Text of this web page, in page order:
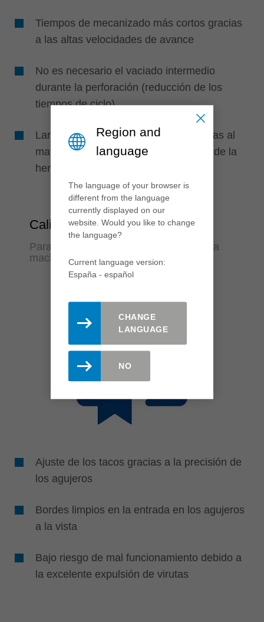
Tiempos de mecanizado más cortos gracias
a las altas velocidades de avance
No es necesario el vaciado intermedio
durante la perforación (reducción de los
tiempos de ciclo)
Larga vida útil de la herramienta gracias al
material de corte HS y a la geometría de la
herramienta
Calidad
Para perforaciones perfectas en madera
maciza
Ajuste de los tacos gracias a la precisión de
los agujeros
Bordes limpios en la entrada en los agujeros
a la vista
Bajo riesgo de mal funcionamiento debido a
la excelente expulsión de virutas
Region and
language
The language of your browser is
different from the language
currently displayed on our
website. Would you like to change
the language?
Current language version:
España - español
CHANGE
LANGUAGE
NO